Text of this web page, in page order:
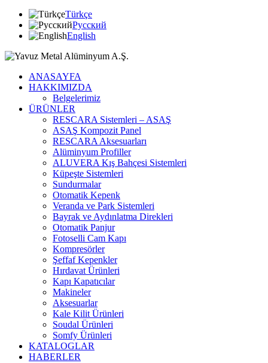
Türkçe
Русский
English
ANASAYFA
HAKKIMIZDA
Belgelerimiz
ÜRÜNLER
RESCARA Sistemleri – ASAŞ
ASAŞ Kompozit Panel
RESCARA Aksesuarları
Alüminyum Profiller
ALUVERA Kış Bahçesi Sistemleri
Küpeşte Sistemleri
Sundurmalar
Otomatik Kepenk
Veranda ve Park Sistemleri
Bayrak ve Aydınlatma Direkleri
Otomatik Panjur
Fotoselli Cam Kapı
Kompresörler
Şeffaf Kepenkler
Hırdavat Ürünleri
Kapı Kapatıcılar
Makineler
Aksesuarlar
Kale Kilit Ürünleri
Soudal Ürünleri
Somfy Ürünleri
KATALOGLAR
HABERLER